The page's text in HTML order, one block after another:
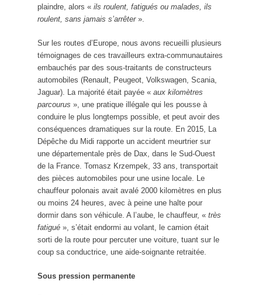
plaindre, alors « ils roulent, fatigués ou malades, ils
roulent, sans jamais s’arrêter».
Sur les routes d’Europe, nous avons recueilli plusieurs
témoignages de ces travailleurs extra-communautaires
embauchés par des sous-traitants de constructeurs
automobiles (Renault, Peugeot, Volkswagen, Scania,
Jaguar). La majorité était payée « aux kilomètres
parcourus », une pratique illégale qui les pousse à
conduire le plus longtemps possible, et peut avoir des
conséquences dramatiques sur la route. En 2015, La
Dépêche du Midi rapporte un accident meurtrier sur
une départementale près de Dax, dans le Sud-Ouest
de la France. Tomasz Krzempek, 33 ans, transportait
des pièces automobiles pour une usine locale. Le
chauffeur polonais avait avalé 2000 kilomètres en plus
ou moins 24 heures, avec à peine une halte pour
dormir dans son véhicule. A l’aube, le chauffeur, « très
fatigué », s’était endormi au volant, le camion était
sorti de la route pour percuter une voiture, tuant sur le
coup sa conductrice, une aide-soignante retraitée.
Sous pression permanente